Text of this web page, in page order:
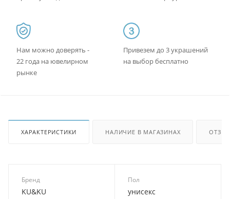
Нам можно доверять -
22 года на ювелирном
рынке
Привезем до 3 украшений
на выбор бесплатно
ХАРАКТЕРИСТИКИ НАЛИЧИЕ В МАГАЗИНАХ
Бренд
KU&KU
Пол
унисекс